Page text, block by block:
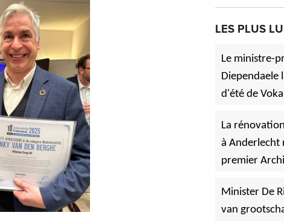
LES PLUS
Le ministre-
Diependaele
d'été de
La
à Anderlecht
premier
Minister De
van